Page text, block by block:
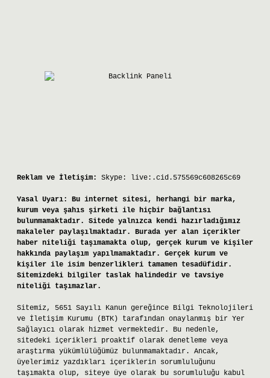
Reklam ve İletişim: Skype: live:.cid.575569c608265c69
Yasal Uyarı:
Bu internet sitesi, herhangi bir marka,
kurum veya şahıs şirketi ile hiçbir bağlantısı
bulunmamaktadır. Sitede yalnızca kendi hazırladığımız
makaleler paylaşılmaktadır. Burada yer alan içerikler
haber niteliği taşımamakta olup, gerçek kurum ve kişiler
hakkında paylaşım yapılmamaktadır. Gerçek kurum ve
kişiler ile isim benzerlikleri tamamen tesadüfidir.
Sitemizdeki bilgiler taslak halindedir ve tavsiye
niteliği taşımazlar.
Sitemiz, 5651 Sayılı Kanun gereğince Bilgi Teknolojileri
ve İletişim Kurumu (BTK) tarafından onaylanmış bir Yer
Sağlayıcı olarak hizmet vermektedir. Bu nedenle,
sitedeki içerikleri proaktif olarak denetleme veya
araştırma yükümlülüğümüz bulunmamaktadır. Ancak,
üyelerimiz yazdıkları içeriklerin sorumluluğunu
taşımakta olup, siteye üye olarak bu sorumluluğu kabul